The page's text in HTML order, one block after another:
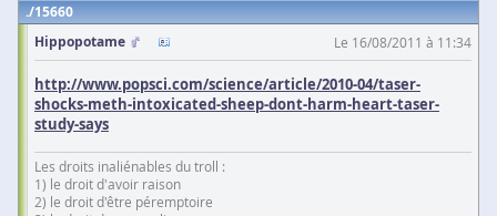
15660
Hippopotame
Le 16/08/2011 à 11:34
http://www.popsci.com/science/article/2010-04/taser-
shocks-meth-intoxicated-sheep-dont-harm-heart-taser-
study-says
Les droits inaliénables du troll :
1) le droit d'avoir raison
2) le droit d'être péremptoire